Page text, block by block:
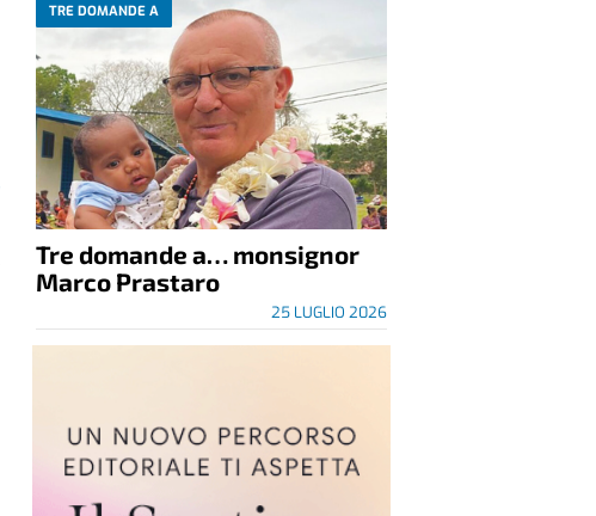
TRE DOMANDE A
Tre domande a… monsignor
Marco Prastaro
25 LUGLIO 2026